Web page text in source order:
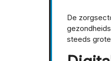
De
steeds